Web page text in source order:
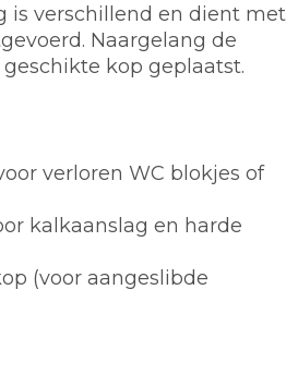
is verschillend en dient met
Naargelang de
kop geplaatst.
verloren WC blokjes of
kalkaanslag en harde
(voor aangeslibde